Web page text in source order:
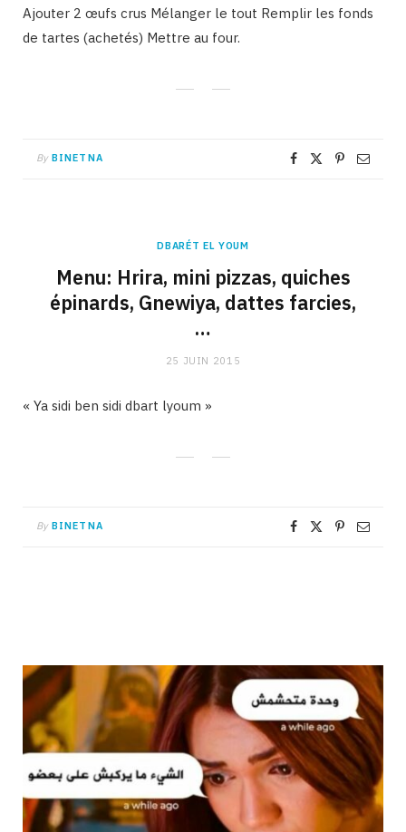
Ajouter 2 œufs crus Mélanger le tout Remplir les fonds
de tartes (achetés) Mettre au four.
By BINETNA
DBARÉT EL YOUM
Menu: Hrira, mini pizzas, quiches
épinards, Gnewiya, dattes farcies,
…
25 JUIN 2015
« Ya sidi ben sidi dbart lyoum »
By BINETNA